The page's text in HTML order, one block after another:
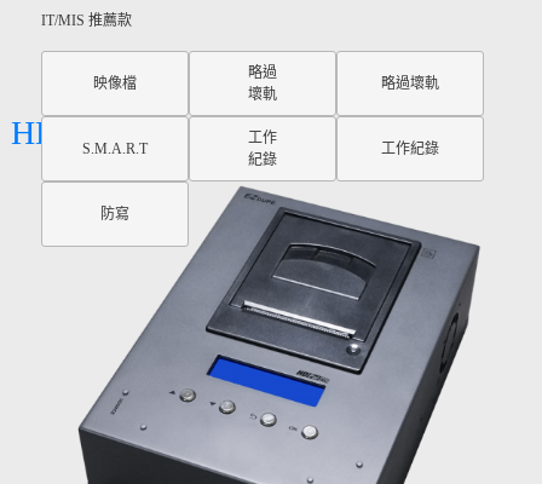
IT/MIS 推薦款
映像檔
略過
壞軌
略過壞軌
S.M.A.R.T
工作
紀錄
工作紀錄
防寫
HD Pal Pro